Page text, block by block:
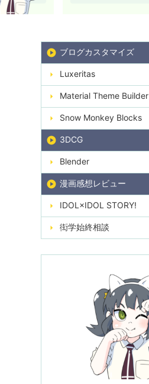
ブログカスタマイズ
Luxeritas
Material Theme Builder
Snow Monkey Blocks
3DCG
Blender
漫画感想レビュー
IDOL×IDOL STORY!
衒学始終相談